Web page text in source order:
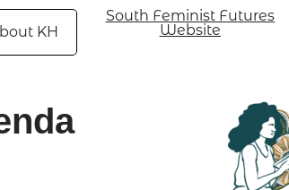
KH
South Feminist Futures
Website